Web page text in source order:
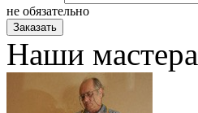
не обязательно
Наши мастера